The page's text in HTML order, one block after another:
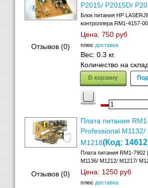
Отзывов (0)
P2015/ P2015D/
Блок питания HP
контроллера RM1-4157-
Цена: 750 руб
плюс доставка
Вес: 0.3 кг.
Количество на
В корзину
Отзывов (0)
Плата питания
Professional
M1218(Код: 14612
Плата питания RM1-
M1136/ M1212/ M1217/
Цена: 1250 руб
плюс доставка